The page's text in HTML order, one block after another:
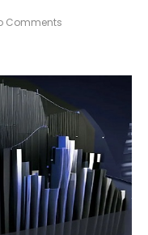
Comments